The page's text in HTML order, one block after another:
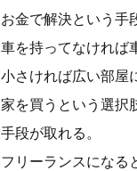
お金で解決という手
車を持ってなければ
小さければ広い部屋
家を買うという選択
手段が取れる。
フリーランスになる